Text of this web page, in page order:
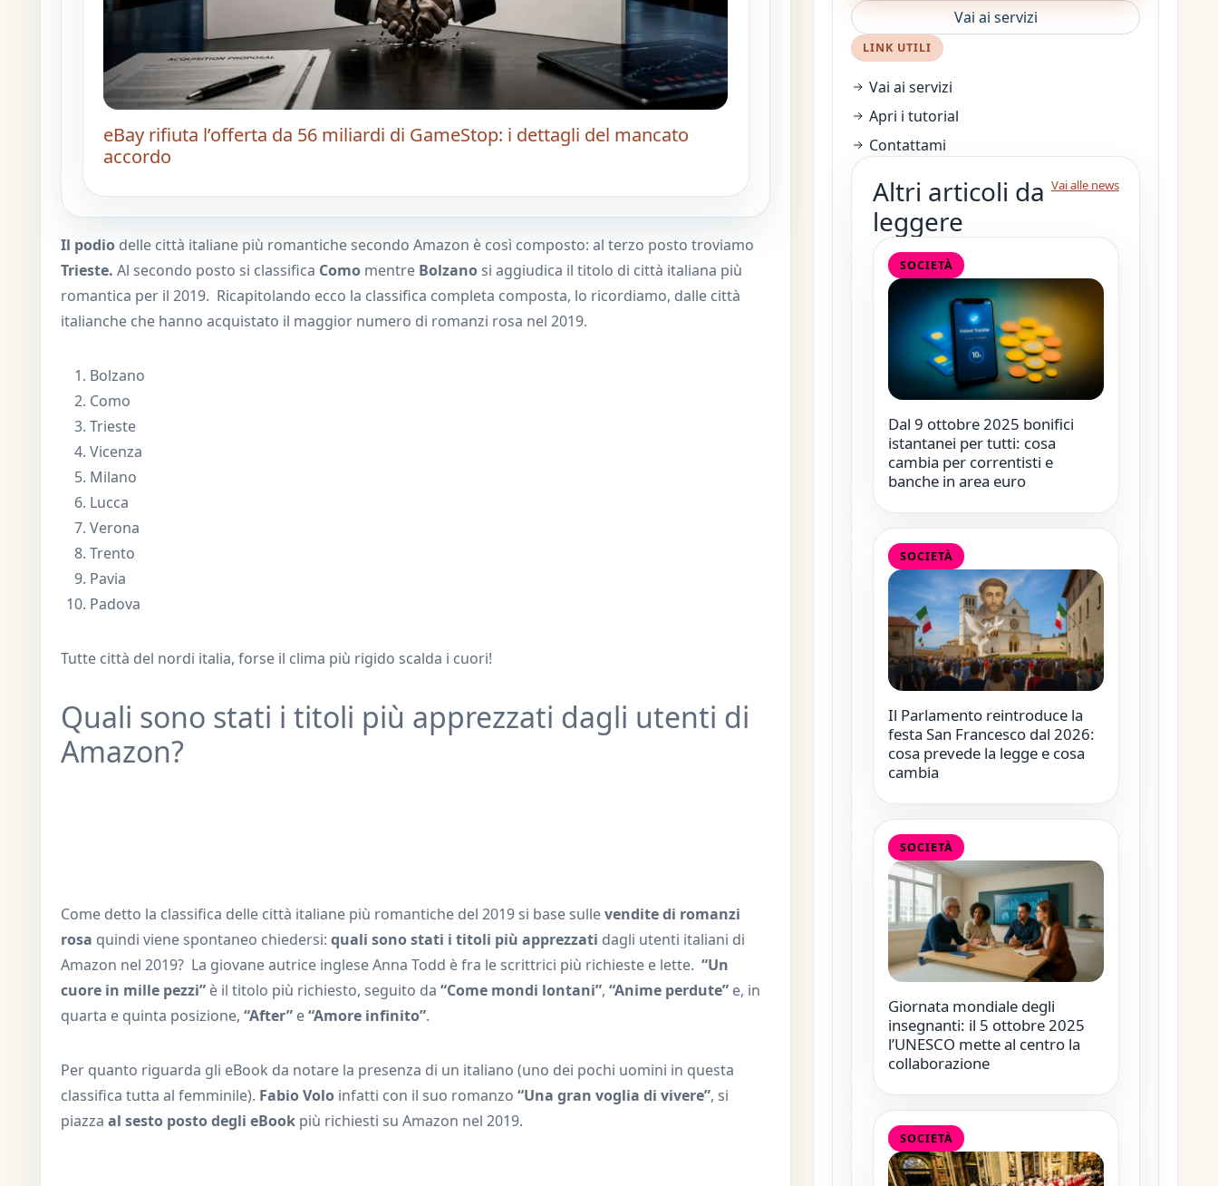
eBay rifiuta l’offerta da 56 miliardi di GameStop: i dettagli del mancato
accordo
Il podio delle città italiane più romantiche secondo Amazon è così composto: al terzo posto troviamo
Trieste. Al secondo posto si classifica Como mentre Bolzano si aggiudica il titolo di città italiana più
romantica per il 2019. Ricapitolando ecco la classifica completa composta, lo ricordiamo, dalle città
italianche che hanno acquistato il maggior numero di romanzi rosa nel 2019.
Bolzano
Como
Trieste
Vicenza
Milano
Lucca
Verona
Trento
Pavia
Padova
Tutte città del nordi italia, forse il clima più rigido scalda i cuori!
Quali sono stati i titoli più apprezzati dagli utenti di
Amazon?
Come detto la classifica delle città italiane più romantiche del 2019 si base sullevendite di romanzi
rosa quindi viene spontaneo chiedersi: quali sono stati i titoli più apprezzati dagli utenti italiani di
Amazon nel 2019? La giovane autrice inglese Anna Todd è fra le scrittrici più richieste e lette.“Un
cuore in mille pezzi” è il titolo più richiesto, seguito da “Come mondi lontani”, “Anime perdute” e, in
quarta e quinta posizione,“After” e“Amore infinito”.
Per quanto riguarda gli eBook da notare la presenza di un italiano (uno dei pochi uomini in questa
classifica tutta al femminile). Fabio Volo infatti con il suo romanzo “Una gran voglia di vivere”, si
piazzaal sesto posto degli eBook più richiesti su Amazon nel 2019.
Vai ai servizi
LINK UTILI
Vai ai servizi
Apri i tutorial
Contattami
Altri articoli da
leggere
Vai alle news
SOCIETÀ
Dal 9 ottobre 2025 bonifici
istantanei per tutti: cosa
cambia per correntisti e
banche in area euro
SOCIETÀ
Il Parlamento reintroduce la
festa San Francesco dal 2026:
cosa prevede la legge e cosa
cambia
SOCIETÀ
Giornata mondiale degli
insegnanti: il 5 ottobre 2025
l’UNESCO mette al centro la
collaborazione
SOCIETÀ